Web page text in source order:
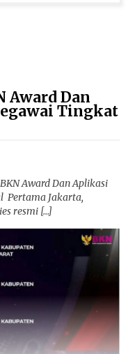
Award Dan
Tingkat
Award Dan Aplikasi
Pertama Jakarta,
resmi […]